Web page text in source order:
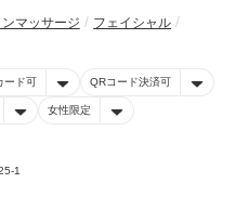
マッサージ
フェイシャル
ード可 QRコード決済可
女性限定
1